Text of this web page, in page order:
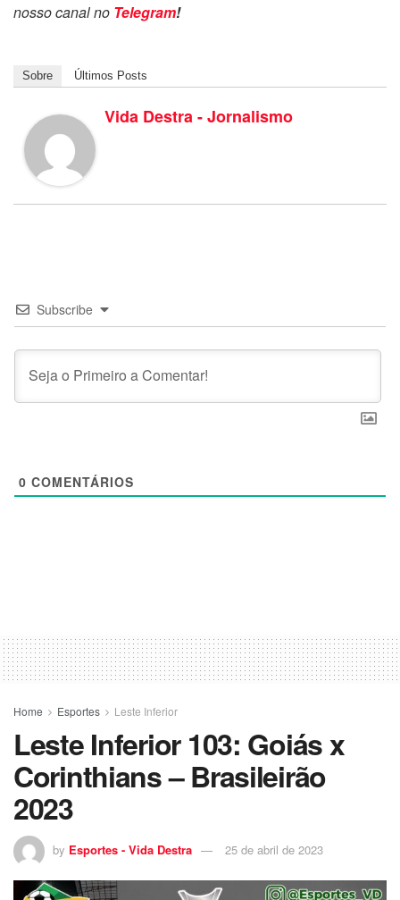
nosso canal no Telegram!
Sobre Últimos Posts
Vida Destra - Jornalismo
Subscribe
0 COMENTÁRIOS
Home Esportes Leste Inferior
Leste Inferior 103: Goiás x
Corinthians – Brasileirão
2023
by Esportes - Vida Destra 25 de abril de 2023